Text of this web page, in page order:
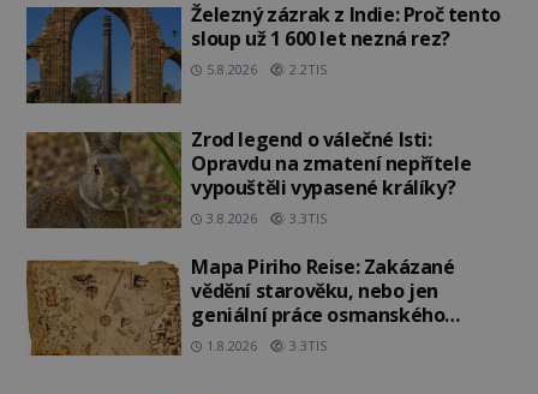
Železný zázrak z Indie: Proč tento
sloup už 1 600 let nezná rez?
5.8.2026 2.2TIS
Zrod legend o válečné lsti:
Opravdu na zmatení nepřítele
vypouštěli vypasené králíky?
3.8.2026 3.3TIS
Mapa Piriho Reise: Zakázané
vědění starověku, nebo jen
geniální práce osmanského
admirála?
1.8.2026 3.3TIS